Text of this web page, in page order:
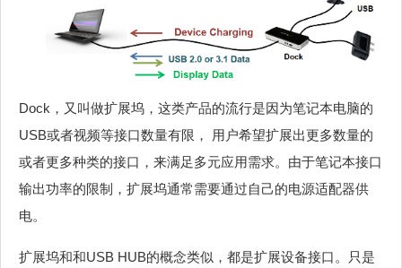
Dock，又叫做扩展坞，这类产品的流行是因为笔记本电脑的
USB或者视频等接口数量有限， 用户希望扩展出更多数量的
或者更多种类的接口，来满足多元应用需求。由于笔记本接口
输出功率的限制，扩展坞通常需要通过自己的电源适配器供
电。
扩展坞和和USB HUB的概念类似，都是扩展设备接口。只是